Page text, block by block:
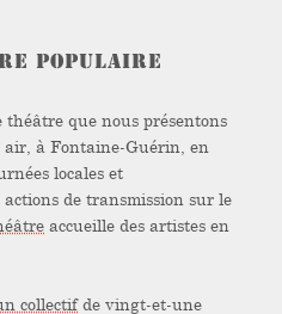
POPULAIRE
théâtre que nous présentons
air, à Fontaine-Guérin, en
locales et
de transmission sur le
accueille des artistes en
collectifde vingt-et-une